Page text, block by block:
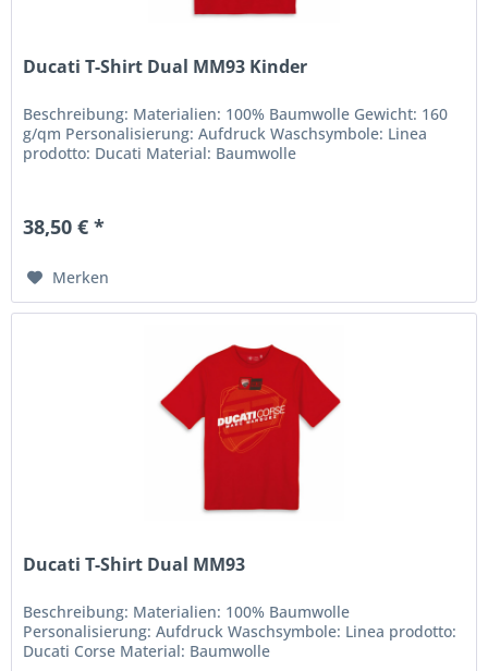
Ducati T-Shirt Dual MM93 Kinder
Beschreibung: Materialien: 100% Baumwolle Gewicht: 160
g/qm Personalisierung: Aufdruck Waschsymbole: Linea
prodotto: Ducati Material: Baumwolle
38,50 € *
Merken
Ducati T-Shirt Dual MM93
Beschreibung: Materialien: 100% Baumwolle
Personalisierung: Aufdruck Waschsymbole: Linea prodotto:
Ducati Corse Material: Baumwolle